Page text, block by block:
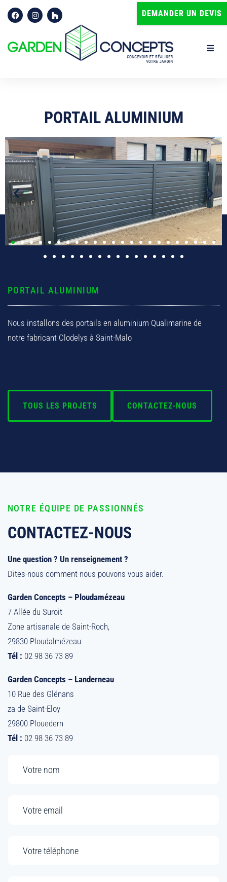
Terrasse
Spa
Portail
Pergola & Abri
Clôture
Contact
DEMANDER UN DEVIS
PORTAIL ALUMINIUM
PORTAIL ALUMINIUM
Nous installons des portails en aluminium Qualimarine de
notre fabricant Clodelys à Saint-Malo
TOUS LES PROJETS CONTACTEZ-NOUS
NOTRE ÉQUIPE DE PASSIONNÉS
CONTACTEZ-NOUS
Une question ? Un renseignement ?
Dites-nous comment nous pouvons vous aider.
Garden Concepts – Ploudamézeau
7 Allée du Suroit
Zone artisanale de Saint-Roch,
29830 Ploudalmézeau
Tél : 02 98 36 73 89
Garden Concepts – Landerneau
10 Rue des Glénans
za de Saint-Eloy
29800 Plouedern
Tél : 02 98 36 73 89